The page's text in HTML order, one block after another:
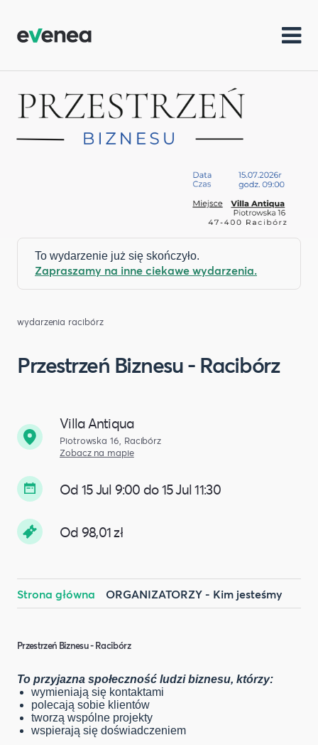
To wydarzenie już się skończyło.
Zapraszamy na inne ciekawe wydarzenia.
wydarzenia racibórz
Przestrzeń Biznesu - Racibórz
Villa Antiqua
Piotrowska 16, Racibórz
Zobacz na mapie
Od 15 Jul 9:00 do 15 Jul 11:30
Od 98,01 zł
Strona główna ORGANIZATORZY - Kim jesteśmy
Przestrzeń Biznesu - Racibórz
To przyjazna społeczność ludzi biznesu, którzy:
wymieniają się kontaktami
polecają sobie klientów
tworzą wspólne projekty
wspierają się doświadczeniem